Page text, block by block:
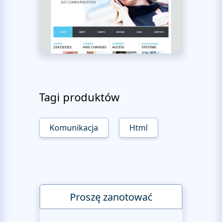
Tagi produktów
Komunikacja Html
Proszę zanotować